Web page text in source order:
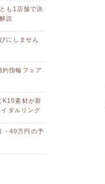
も1店舗で決
説
にしません
指輪フェア
K10素材が新
ダルリング
・40万円の予